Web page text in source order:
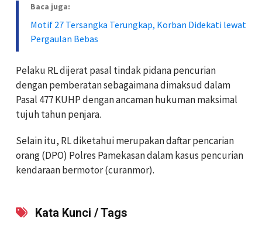
Baca juga:
Motif 27 Tersangka Terungkap, Korban Didekati lewat
Pergaulan Bebas
Pelaku RL dijerat pasal tindak pidana pencurian
dengan pemberatan sebagaimana dimaksud dalam
Pasal 477 KUHP dengan ancaman hukuman maksimal
tujuh tahun penjara.
Selain itu, RL diketahui merupakan daftar pencarian
orang (DPO) Polres Pamekasan dalam kasus pencurian
kendaraan bermotor (curanmor).
Kata Kunci / Tags